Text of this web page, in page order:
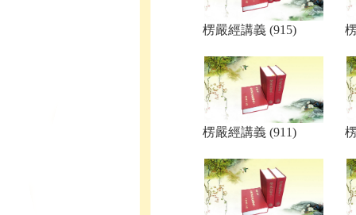
楞嚴經講義 (915)
楞嚴經講義 (911)